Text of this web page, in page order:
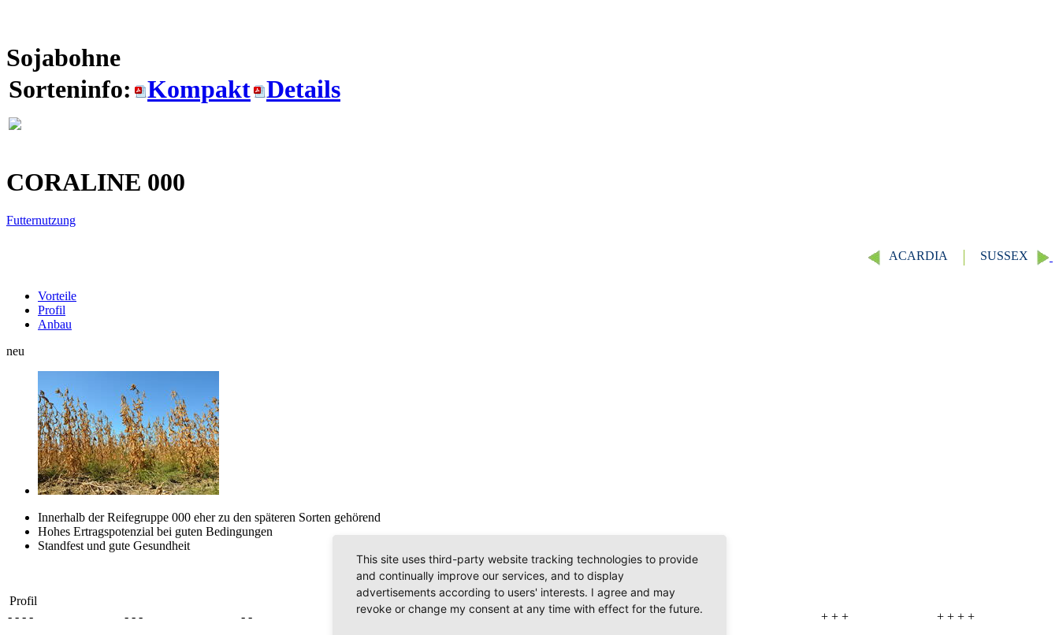
Sojabohne
Sorteninfo:
Kompakt Details
CORALINE 000
Futternutzung
SUSSEX
ACARDIA
Vorteile
Profil
Anbau
neu
Innerhalb der Reifegruppe 000 eher zu den späteren Sorten gehörend
Hohes Ertragspotenzial bei guten Bedingungen
Standfest und gute Gesundheit
Profil
- - - -
- - - - - - 0 + + + + + + + +
This site uses third-party website tracking technologies to provide
and continually improve our services, and to display
advertisements according to users' interests. I agree and may
revoke or change my consent at any time with effect for the future.